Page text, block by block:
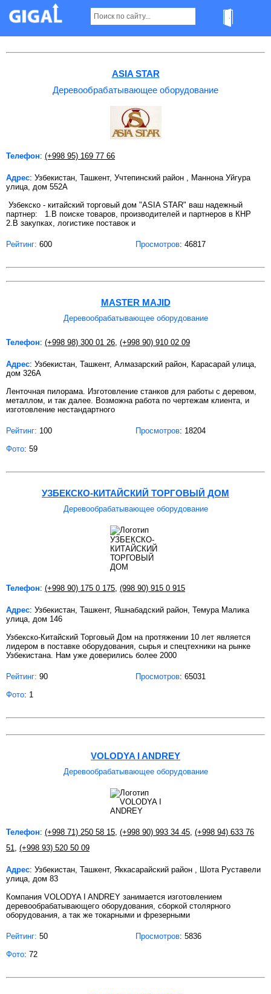
Деревообрабатывающее оборудование в
ASIA STAR
Деревообрабатывающее оборудование
Телефон: (+998 95) 169 77 66
Адрес: Узбекистан, Ташкент, Учтепинский район , Маннона Уйгура
улица, дом 552А
Узбекско - китайский торговый дом "ASIA STAR" ваш надежный
партнер: 1.В поиске товаров, производителей и партнеров в КНР
2.В закупках, логистике поставок и
Рейтинг: 600 Просмотров: 46817
MASTER MAJID
Деревообрабатывающее оборудование
Телефон: (+998 98) 300 01 26, (+998 90) 910 02 09
Адрес: Узбекистан, Ташкент, Алмазарский район, Карасарай улица,
дом 326А
Ленточная пилорама. Изготовление станков для работы с деревом,
металлом, и так далее. Возможна работа по чертежам клиента, и
изготовление нестандартного
Рейтинг: 100 Просмотров: 18204
Фото: 59
УЗБЕКСКО-КИТАЙСКИЙ ТОРГОВЫЙ ДОМ
Деревообрабатывающее оборудование
Телефон: (+998 90) 175 0 175, (998 90) 915 0 915
Адрес: Узбекистан, Ташкент, Яшнабадский район, Темура Малика
улица, дом 146
Узбекско-Китайский Торговый Дом на протяжении 10 лет является
лидером в поставке оборудования, сырья и спецтехники на рынке
Узбекистана. Нам уже доверились более 2000
Рейтинг: 90 Просмотров: 65031
Фото: 1
VOLODYA I ANDREY
Деревообрабатывающее оборудование
Телефон: (+998 71) 250 58 15 (+998 90) 993 34 45 (+998 94) 633 76
51
(+998 93) 520 50 09
Адрес: Узбекистан, Ташкент, Яккасарайский район , Шота Руставели
улица, дом 83
Компания VOLODYA I ANDREY занимается изготовлением
деревообрабатывающего оборудования, сборкой столярного
оборудования, а так же токарными и фрезерными
Рейтинг: 50 Просмотров: 5836
Фото: 72